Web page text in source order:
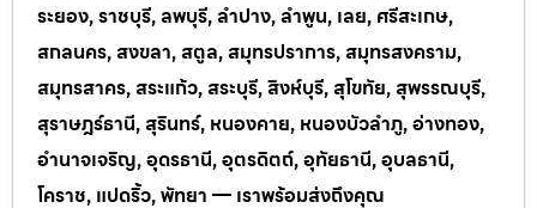
ระยอง, ราชบุรี, ลพบุรี, ลำปาง, ลำพูน, เลย, ศรีสะเกษ,
สกลนคร, สงขลา, สตูล, สมุทรปราการ, สมุทรสงคราม,
สมุทรสาคร, สระแก้ว, สระบุรี, สิงห์บุรี, สุโขทัย, สุพรรณบุรี,
สุราษฎร์ธานี, สุรินทร์, หนองคาย, หนองบัวลำภู, อ่างทอง,
อำนาจเจริญ, อุดรธานี, อุตรดิตถ์, อุทัยธานี, อุบลธานี,
โคราช, แปดริ้ว, พัทยา — เราพร้อมส่งถึงคุณ